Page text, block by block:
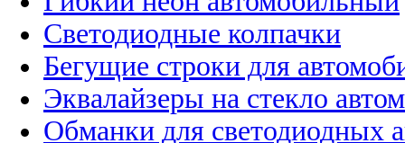
Светодиодные колпачки
Бегущие строки для
Эквалайзеры на стекло
Обманки для светодиодных